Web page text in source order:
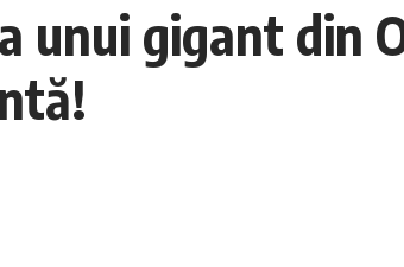
unui gigant din